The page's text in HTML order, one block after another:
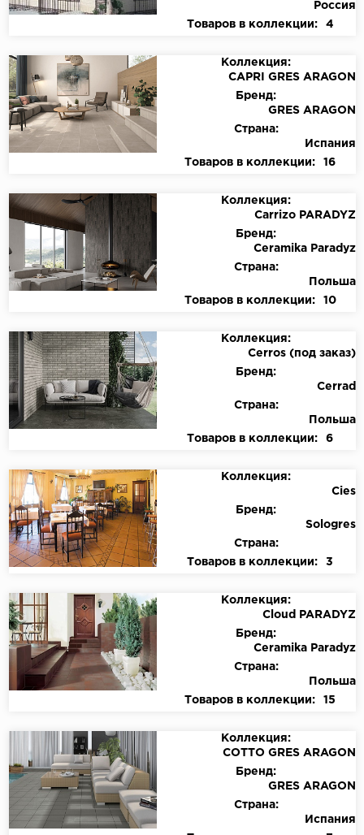
Россия
Товаров в коллекции:
4
Коллекция:
CAPRI GRES ARAGON
Бренд:
GRES ARAGON
Страна:
Испания
Товаров в коллекции:
16
Коллекция:
Carrizo PARADYZ
Бренд:
Ceramika Paradyz
Страна:
Польша
Товаров в коллекции:
10
Коллекция:
Cerros (под заказ)
Бренд:
Cerrad
Страна:
Польша
Товаров в коллекции:
6
Коллекция:
Cies
Бренд:
Sologres
Страна:
Товаров в коллекции:
3
Коллекция:
Cloud PARADYZ
Бренд:
Ceramika Paradyz
Страна:
Польша
Товаров в коллекции:
15
Коллекция:
COTTO GRES ARAGON
Бренд:
GRES ARAGON
Страна:
Испания